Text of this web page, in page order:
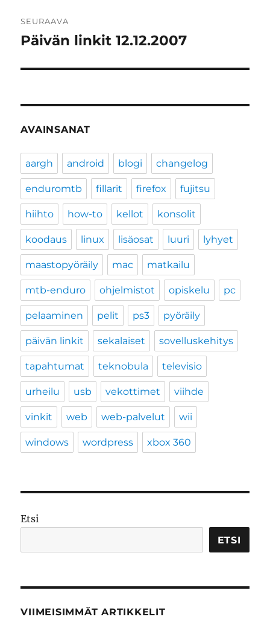
SEURAAVA
Seuraava
Päivän linkit 12.12.2007
AVAINSANAT
aargh android blogi changelog
enduromtb fillarit firefox fujitsu
hiihto how-to kellot konsolit
koodaus linux lisäosat luuri lyhyet
maastopyöräily mac matkailu
mtb-enduro ohjelmistot opiskelu pc
pelaaminen pelit ps3 pyöräily
päivän linkit sekalaiset sovelluskehitys
tapahtumat teknobula televisio
urheilu usb vekottimet viihde
vinkit web web-palvelut wii
windows wordpress xbox 360
Etsi
ETSI
VIIMEISIMMÄT ARTIKKELIT